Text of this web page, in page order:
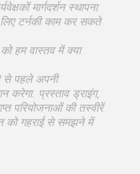
मार्गदर्शन स्थापना
टर्नकी काम कर सकते
हम वास्तव में क्या
से पहले अपनी
प्रस्ताव ड्राइंग,
परियोजनाओं की तस्वीरें
को गहराई से समझने में